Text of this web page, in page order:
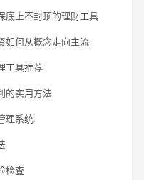
底上不封顶的理财工具
如何从概念走向主流
工具推荐
的实用方法
理系统
检查